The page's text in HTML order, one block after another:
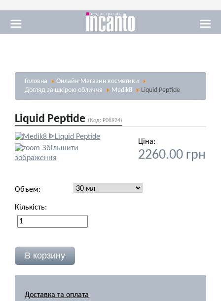
Масаж
Візаж
Головна
Онлайн-Магазин косметики
Догляд за шкірою обличчя
Medik8 Liquid Peptide
Liquid Peptide (Код: P08924)
Збільшити
зображення
Ціна:
2260.00 грн
Объем:
Кількість:
Доставка та оплата